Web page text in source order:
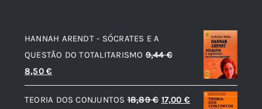
HANNAH ARENDT - SÓCRATES E A
QUESTÃO DO TOTALITARISMO 9,44€
O
preço
original
8,50€
preço
atual
TEORIA DOS CONJUNTOS 18,89€ O
17,00 €